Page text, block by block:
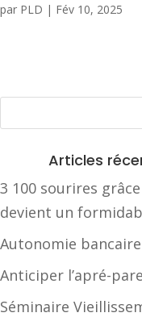
par PLD | Fév 10, 2025
Articles
3 100 sourires
devient un
Autonomie
Anticiper l’apré-
Séminaire